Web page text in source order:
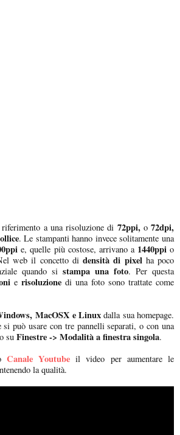
a una risoluzione di 72ppi, o72dpi,
. Le stampanti hanno invece solitamente una
e, quelle più costose, arrivano a 1440ppio
web il concetto di densità di pixelha poco
quando si stampa una foto. Per questa
e risoluzione di una foto sono trattate come
MacOSX e Linux dalla sua homepage.
può usare con tre pannelli separati, o con una
su Finestre -> Modalità a finestra singola.
Canale Youtube il video per aumentare le
la qualità.